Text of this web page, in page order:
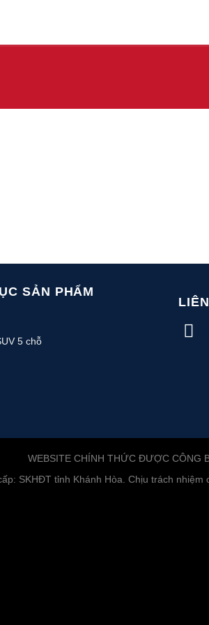
SẢN PHẨM
5 chỗ
WEBSITE CHÍNH THỨC ĐƯỢC CÔNG
SKHĐT tỉnh Khánh Hòa. Chịu trách nhiệm